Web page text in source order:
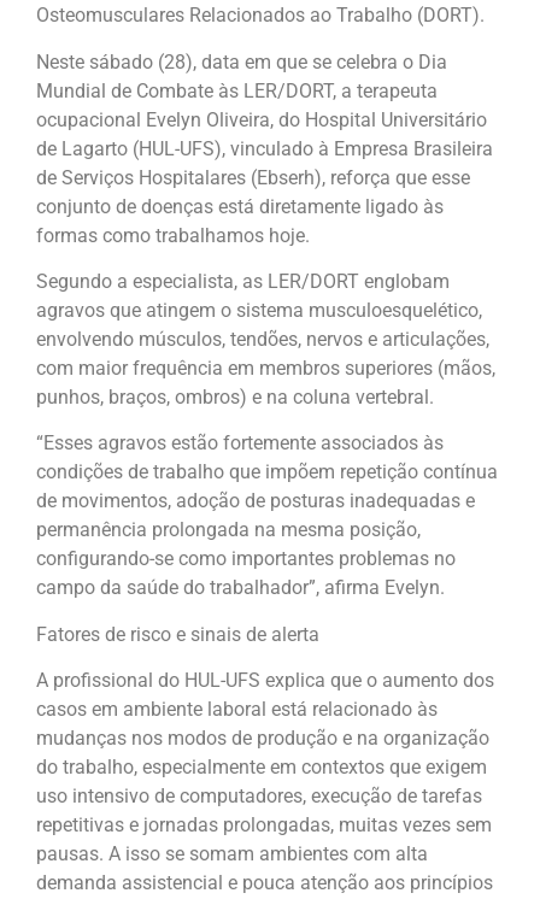
Osteomusculares Relacionados ao Trabalho (DORT).
Neste sábado (28), data em que se celebra o Dia
Mundial de Combate às LER/DORT, a terapeuta
ocupacional Evelyn Oliveira, do Hospital Universitário
de Lagarto (HUL-UFS), vinculado à Empresa Brasileira
de Serviços Hospitalares (Ebserh), reforça que esse
conjunto de doenças está diretamente ligado às
formas como trabalhamos hoje.
Segundo a especialista, as LER/DORT englobam
agravos que atingem o sistema musculoesquelético,
envolvendo músculos, tendões, nervos e articulações,
com maior frequência em membros superiores (mãos,
punhos, braços, ombros) e na coluna vertebral.
“Esses agravos estão fortemente associados às
condições de trabalho que impõem repetição contínua
de movimentos, adoção de posturas inadequadas e
permanência prolongada na mesma posição,
configurando-se como importantes problemas no
campo da saúde do trabalhador”, afirma Evelyn.
Fatores de risco e sinais de alerta
A profissional do HUL-UFS explica que o aumento dos
casos em ambiente laboral está relacionado às
mudanças nos modos de produção e na organização
do trabalho, especialmente em contextos que exigem
uso intensivo de computadores, execução de tarefas
repetitivas e jornadas prolongadas, muitas vezes sem
pausas. A isso se somam ambientes com alta
demanda assistencial e pouca atenção aos princípios